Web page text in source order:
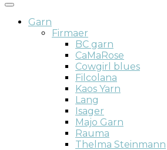
Garn
Firmaer
BC garn
CaMaRose
Cowgirl blues
Filcolana
Kaos Yarn
Lang
Isager
Majo Garn
Rauma
Thelma Steinmann